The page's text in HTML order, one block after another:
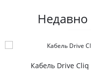
Кабель Drive Cliq